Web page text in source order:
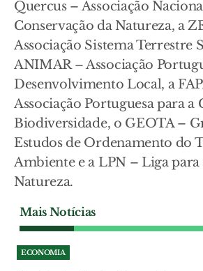
Quercus – Associação
Conservação da Natureza, a
Associação Sistema Terrestre
ANIMAR – Associação
Desenvolvimento Local, a
Associação Portuguesa para a
Biodiversidade, o GEOTA –
Estudos de Ordenamento do
Ambiente e a LPN – Liga para
Natureza.
Mais Notícias
ECONOMIA